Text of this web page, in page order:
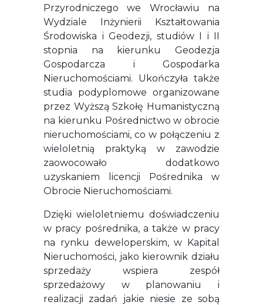
Przyrodniczego we Wrocławiu na
Wydziale Inżynierii Kształtowania
Środowiska i Geodezji, studiów I i II
stopnia na kierunku Geodezja
Gospodarcza i Gospodarka
Nieruchomościami. Ukończyła także
studia podyplomowe organizowane
przez Wyższą Szkołę Humanistyczną
na kierunku Pośrednictwo w obrocie
nieruchomościami, co w połączeniu z
wieloletnią praktyką w zawodzie
zaowocowało dodatkowo
uzyskaniem licencji Pośrednika w
Obrocie Nieruchomościami.
Dzięki wieloletniemu doświadczeniu
w pracy pośrednika, a także w pracy
na rynku deweloperskim, w Kapital
Nieruchomości, jako kierownik działu
sprzedaży wspiera zespół
sprzedażowy w planowaniu i
realizacji zadań jakie niesie ze sobą